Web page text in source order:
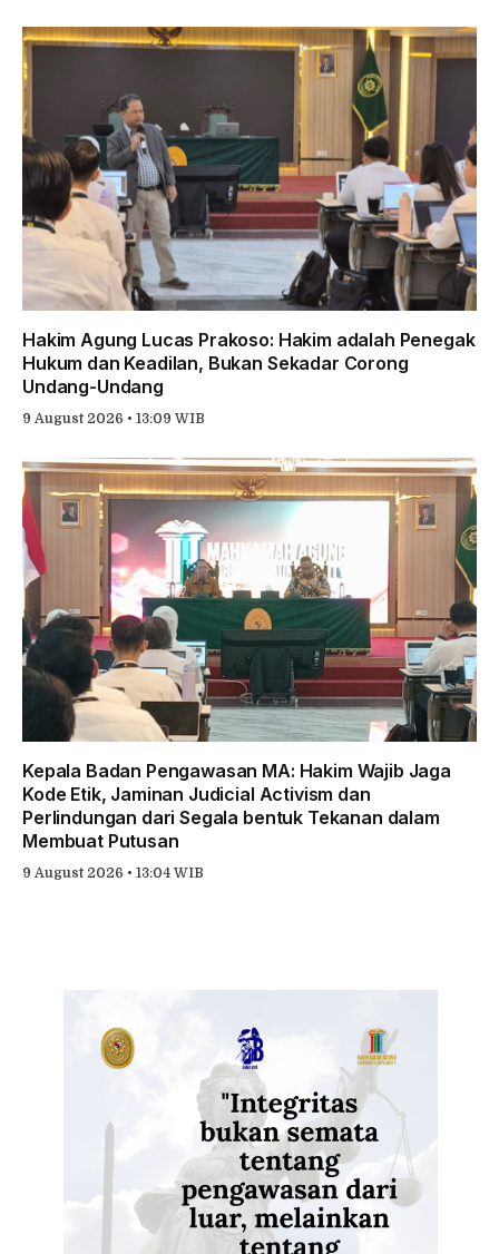
Hakim Agung Lucas Prakoso: Hakim adalah Penegak
Hukum dan Keadilan, Bukan Sekadar Corong
Undang-Undang
9 August 2026 • 13:09 WIB
Kepala Badan Pengawasan MA: Hakim Wajib Jaga
Kode Etik, Jaminan Judicial Activism dan
Perlindungan dari Segala bentuk Tekanan dalam
Membuat Putusan
9 August 2026 • 13:04 WIB